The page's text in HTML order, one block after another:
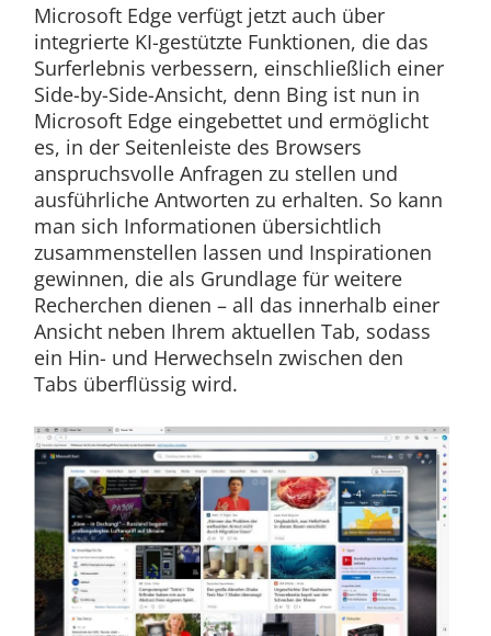
Microsoft Edge verfügt jetzt auch über
integrierte KI-gestützte Funktionen, die das
Surferlebnis verbessern, einschließlich einer
Side-by-Side-Ansicht, denn Bing ist nun in
Microsoft Edge eingebettet und ermöglicht
es, in der Seitenleiste des Browsers
anspruchsvolle Anfragen zu stellen und
ausführliche Antworten zu erhalten. So kann
man sich Informationen übersichtlich
zusammenstellen lassen und Inspirationen
gewinnen, die als Grundlage für weitere
Recherchen dienen – all das innerhalb einer
Ansicht neben Ihrem aktuellen Tab, sodass
ein Hin- und Herwechseln zwischen den
Tabs überflüssig wird.